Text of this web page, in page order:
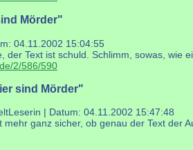
Mörder"
04.11.2002 15:04:55
der Text ist schuld. Schlimm, sowas, wie
2/586/590
sind Mörder"
| Datum: 04.11.2002 15:47:48
mehr ganz sicher, ob genau der Text der